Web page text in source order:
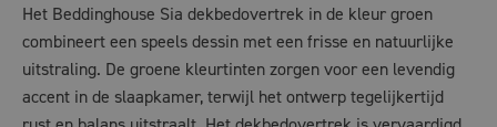
Het Beddinghouse Sia dekbedovertrek in de kleur groen
combineert een speels dessin met een frisse en natuurlijke
uitstraling. De groene kleurtinten zorgen voor een levendig
accent in de slaapkamer, terwijl het ontwerp tegelijkertijd